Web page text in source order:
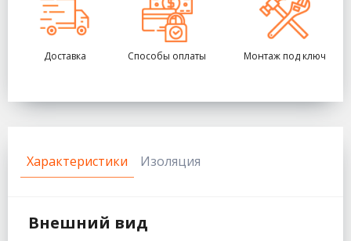
Доставка Способы оплаты Монтаж под ключ
Характеристики Изоляция
Внешний вид